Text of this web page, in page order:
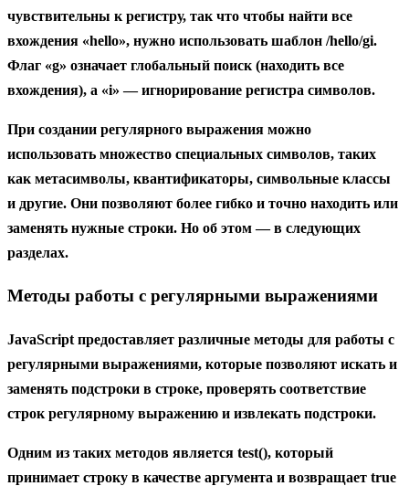
чувствительны к регистру, так что чтобы найти все
вхождения «hello», нужно использовать шаблон /hello/gi.
Флаг «g» означает глобальный поиск (находить все
вхождения), а «i» — игнорирование регистра символов.
При создании регулярного выражения можно
использовать множество специальных символов, таких
как метасимволы, квантификаторы, символьные классы
и другие. Они позволяют более гибко и точно находить или
заменять нужные строки. Но об этом — в следующих
разделах.
Методы работы с регулярными выражениями
JavaScript предоставляет различные методы для работы с
регулярными выражениями, которые позволяют искать и
заменять подстроки в строке, проверять соответствие
строк регулярному выражению и извлекать подстроки.
Одним из таких методов является test(), который
принимает строку в качестве аргумента и возвращает true